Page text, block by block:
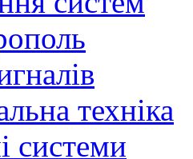
техніка
системи